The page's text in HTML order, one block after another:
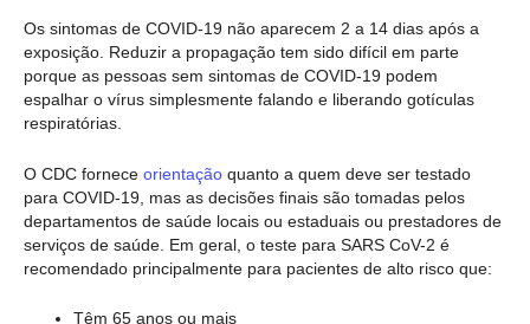
Os sintomas de COVID-19 não aparecem 2 a 14 dias após a
exposição. Reduzir a propagação tem sido difícil em parte
porque as pessoas sem sintomas de COVID-19 podem
espalhar o vírus simplesmente falando e liberando gotículas
respiratórias.
O CDC fornece orientação quanto a quem deve ser testado
para COVID-19, mas as decisões finais são tomadas pelos
departamentos de saúde locais ou estaduais ou prestadores de
serviços de saúde. Em geral, o teste para SARS CoV-2 é
recomendado principalmente para pacientes de alto risco que:
Têm 65 anos ou mais